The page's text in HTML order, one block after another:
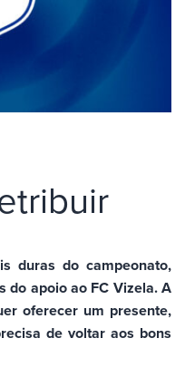
duras do campeonato,
do apoio ao FC Vizela. A
oferecer um presente,
de voltar aos bons